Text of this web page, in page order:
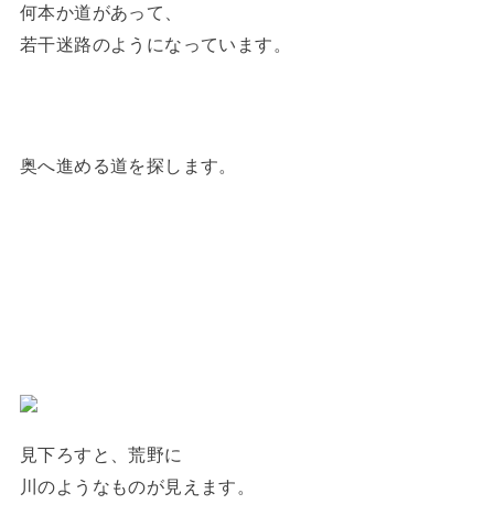
何本か道があって、
若干迷路のようになっています。
奥へ進める道を探します。
見下ろすと、荒野に
川のようなものが見えます。